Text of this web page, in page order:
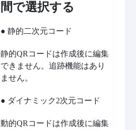
間で選択する
● 静的二次元コード
静的QRコードは作成後に編集
できません。追跡機能はあり
ません。
● ダイナミック2次元コード
動的QRコードは作成後に編集